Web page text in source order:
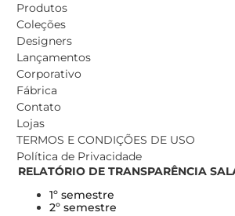
Produtos
Coleções
Designers
Lançamentos
Corporativo
Fábrica
Contato
Lojas
TERMOS E CONDIÇÕES DE USO
Política de Privacidade
RELATÓRIO DE TRANSPARÊNCIA
1º semestre
2º semestre